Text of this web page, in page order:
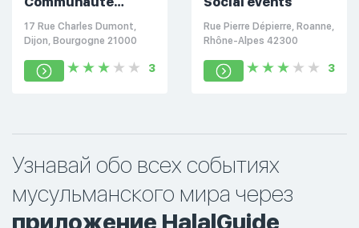
Musulmane De
Dijon
17 Rue Charles Dumont,
Dijon, Bourgogne 21000
3
Rue Pierre Dépierre, Roanne,
Rhône-Alpes 42300
3
Узнавай обо всех событиях
мусульманского мира через
приложение HalalGuide